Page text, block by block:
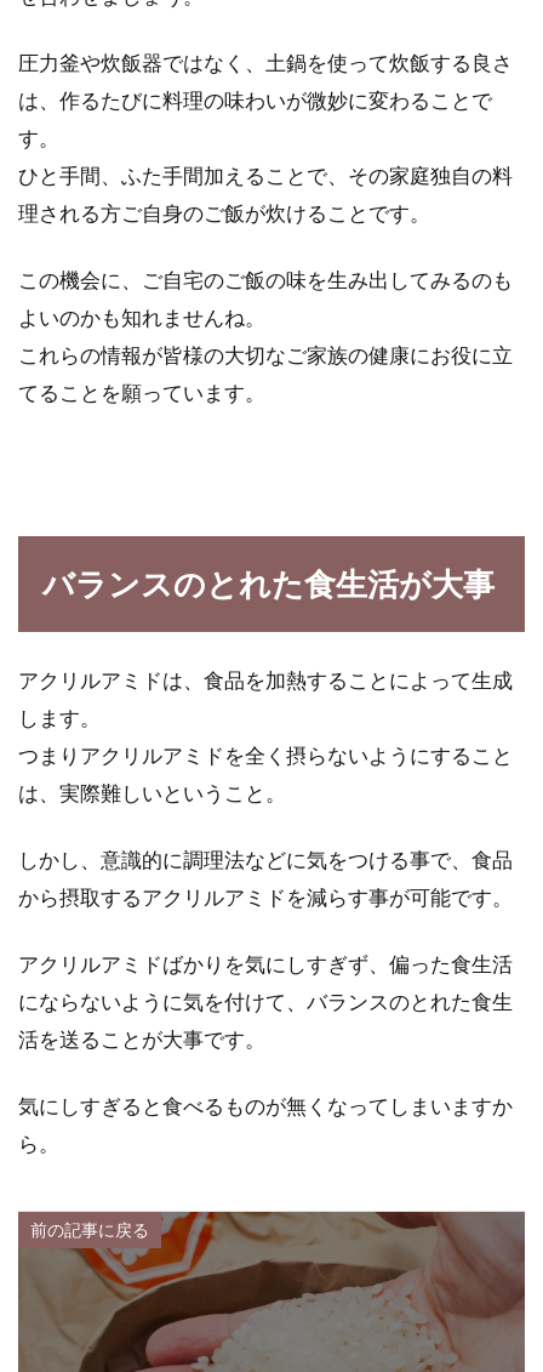
圧力釜や炊飯器ではなく、土鍋を使って炊飯する良さ
は、作るたびに料理の味わいが微妙に変わることで
す。
ひと手間、ふた手間加えることで、その家庭独自の料
理される方ご自身のご飯が炊けることです。
この機会に、ご自宅のご飯の味を生み出してみるのも
よいのかも知れませんね。
これらの情報が皆様の大切なご家族の健康にお役に立
てることを願っています。
バランスのとれた食生活が大事
アクリルアミドは、食品を加熱することによって生成
します。
つまりアクリルアミドを全く摂らないようにすること
は、実際難しいということ。
しかし、意識的に調理法などに気をつける事で、食品
から摂取するアクリルアミドを減らす事が可能です。
アクリルアミドばかりを気にしすぎず、偏った食生活
にならないように気を付けて、バランスのとれた食生
活を送ることが大事です。
気にしすぎると食べるものが無くなってしまいますか
ら。
前の記事に戻る